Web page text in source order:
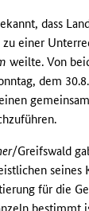
dass
zu einer
weilte. Von
dem
/Greifswald
seines
für die